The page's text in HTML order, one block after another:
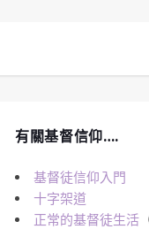
有關基督信仰….
基督徒信仰入門
十字架道
正常的基督徒生活